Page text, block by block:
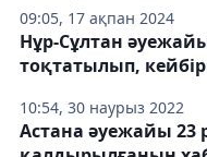
09:05, 17 ақпан 2024
10:54, 30 наурыз 2022
Нұр-Сұлтан
тоқтатылып,
Астана әуежайы 23